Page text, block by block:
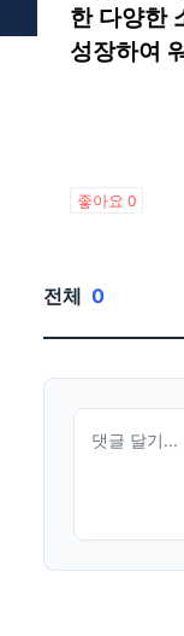
한 다양한
성장하여
좋아요 0
전체 0